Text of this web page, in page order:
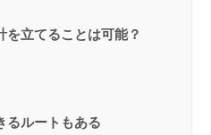
を立てることは可能？
るルートもある